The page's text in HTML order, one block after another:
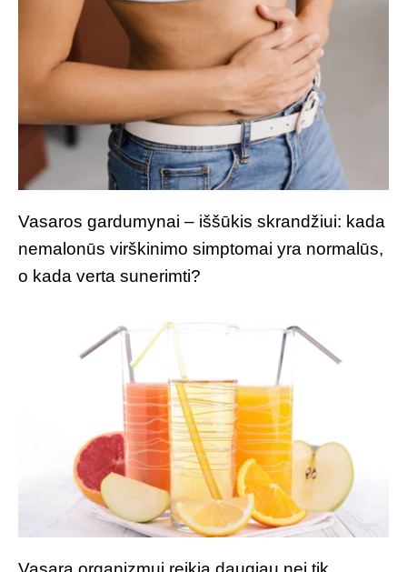
Vasaros gardumynai – iššūkis skrandžiui: kada
nemalonūs virškinimo simptomai yra normalūs,
o kada verta sunerimti?